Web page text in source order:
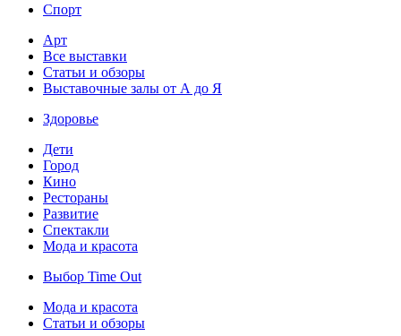
Спорт
Арт
Все выставки
Статьи и обзоры
Выставочные залы от А до Я
Здоровье
Дети
Город
Кино
Рестораны
Развитие
Спектакли
Мода и красота
Выбор Time Out
Мода и красота
Статьи и обзоры